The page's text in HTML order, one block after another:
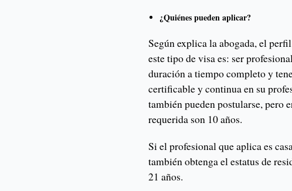
¿Quiénes pueden aplicar?
Según explica la abogada, el
este tipo de visa es: ser
duración a tiempo completo y
certificable y continua en su
también pueden postularse, pero
requerida son 10 años.
Si el profesional que aplica es
también obtenga el estatus de
21 años.